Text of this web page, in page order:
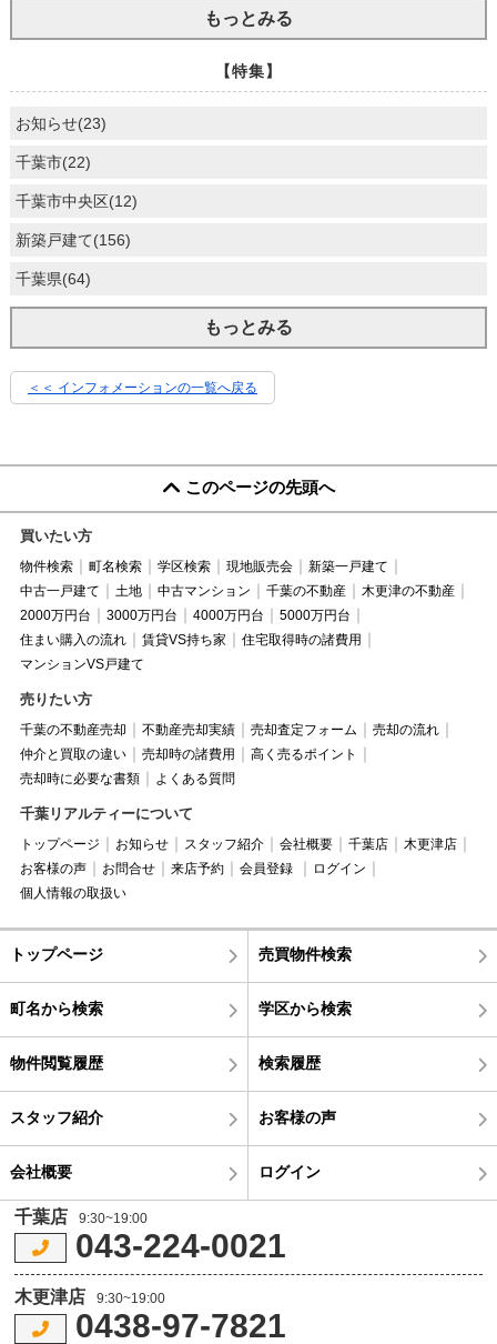
もっとみる
【特集】
お知らせ(23)
千葉市(22)
千葉市中央区(12)
新築戸建て(156)
千葉県(64)
もっとみる
＜＜ インフォメーションの一覧へ戻る
このページの先頭へ
買いたい方
物件検索 町名検索 学区検索 現地販売会
新築一戸建て
中古一戸建て
土地 中古マンション 千葉の不動産
木更津の不動産
2000万円台
3000万円台 4000万円台
5000万円台
住まい購入の流れ
賃貸VS持ち家
住宅取得時の諸費用
マンションVS戸建て
売りたい方
千葉の不動産売却 不動産売却実績 売却査定フォーム
売却の流れ
仲介と買取の違い
売却時の諸費用
高く売るポイント
売却時に必要な書類
よくある質問
千葉リアルティーについて
トップページ お知らせ スタッフ紹介 会社概要 千葉店
木更津店
お客様の声
お問合せ 来店予約 会員登録
ログイン
個人情報の取扱い
トップページ 売買物件検索
町名から検索 学区から検索
物件閲覧履歴 検索履歴
スタッフ紹介 お客様の声
会社概要 ログイン
千葉店 9:30~19:00
043-224-0021
木更津店 9:30~19:00
0438-97-7821